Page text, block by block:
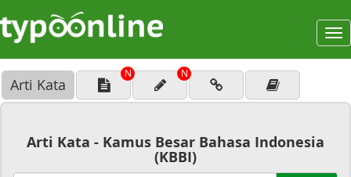
Arti Kata
N N
Arti Kata - Kamus Besar Bahasa Indonesia
(KBBI)